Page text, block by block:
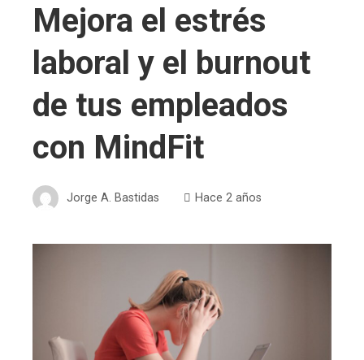
Mejora el estrés
laboral y el burnout
de tus empleados
con MindFit
Jorge A. Bastidas Hace 2 años